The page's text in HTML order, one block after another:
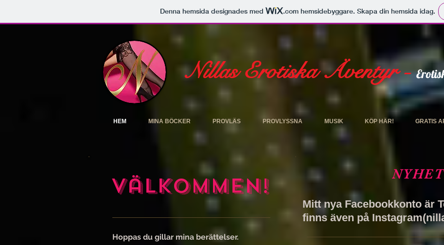
Denna hemsida designades med .com hemsidebyggare. Skapa din hemsida idag.
Nillas Erotiska Äventyr-
HEM MINA BÖCKER PROVLÄS PROVLYSSNA MUSIK KÖP HÄR! GRATIS
Välkommen!
Hoppas du gillar mina berättelser.
Mitt nya Facebookkonto är
finns även på